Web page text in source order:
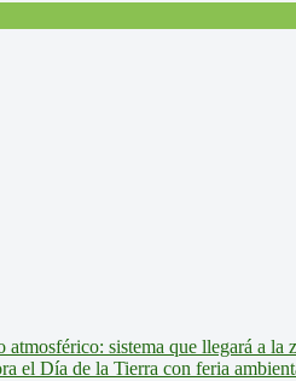
sistema que llegará a la
el Día de la Tierra con feria